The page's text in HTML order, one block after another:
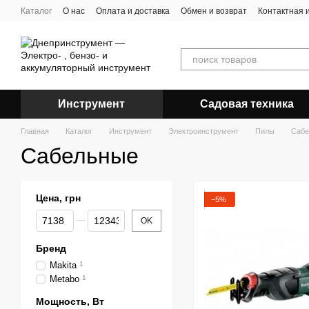
Перейти к основному контенту
Каталог О нас Оплата и доставка Обмен и возврат Контактная
Инструмент Садовая техника
Главная Каталог Инструмент Электроинструмент Пилы
Сабельные
−5%
Цена, грн
От Цена, грн
До Цена, грн OK
Бренд
Makita 1
Metabo 1
Мощность, Вт